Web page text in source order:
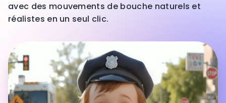
avec des mouvements de bouche naturels et
réalistes en un seul clic.